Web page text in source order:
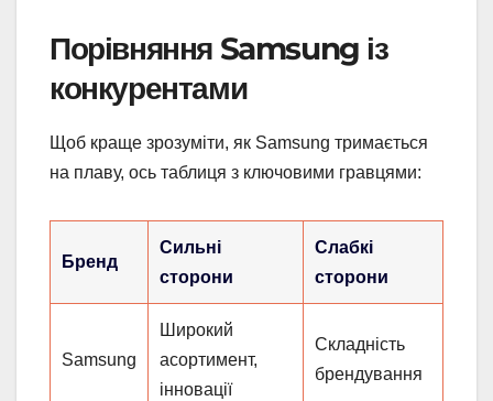
Порівняння Samsung із
конкурентами
Щоб краще зрозуміти, як Samsung тримається
на плаву, ось таблиця з ключовими гравцями:
Бренд
Сильні
сторони
Слабкі
сторони
Samsung
Широкий
асортимент,
інновації
Складність
брендування